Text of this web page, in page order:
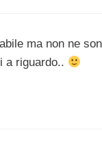
ma non ne
a riguardo..